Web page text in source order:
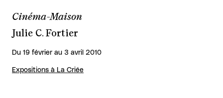
Cinéma-Maison
Julie C. Fortier
Du 19 février au 3 avril 2010
Expositions à La Criée